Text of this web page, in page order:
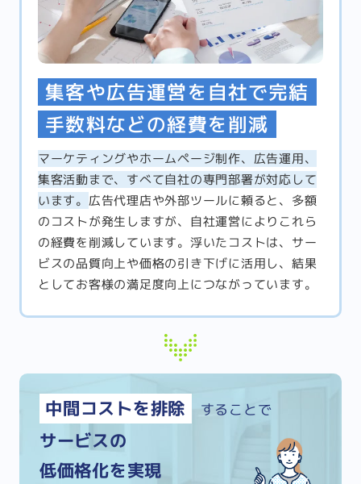
集客や広告運営を自社で完結
手数料などの経費を削減
マーケティングやホームページ制作、広告運用、
集客活動まで、すべて自社の専門部署が対応して
います。 広告代理店や外部ツールに頼ると、多額
のコストが発生しますが、自社運営によりこれら
の経費を削減しています。浮いたコストは、サー
ビスの品質向上や価格の引き下げに活用し、結果
としてお客様の満足度向上につながっています。
中間コストを排除 することで
サービスの
低価格化を実現